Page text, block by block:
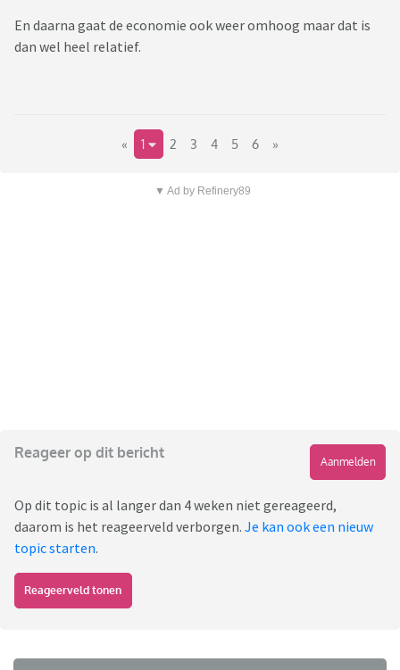
En daarna gaat de economie ook weer omhoog maar dat is
dan wel heel relatief.
« 1 2 3 4 5 6 »
▼ Ad by Refinery89
Reageer op dit bericht
Aanmelden
Op dit topic is al langer dan 4 weken niet gereageerd,
daarom is het reageerveld verborgen. Je kan ook een nieuw
topic starten.
Reageerveld tonen